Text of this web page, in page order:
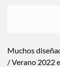
Muchos
/ Verano 2022